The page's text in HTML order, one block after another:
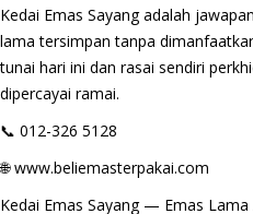
Kedai Emas Sayang adalah
lama tersimpan tanpa
tunai hari ini dan rasai sendiri
dipercayai ramai.
📞 012-326 5128
🌐 www.beliemasterpakai.com
Kedai Emas Sayang — Emas Lama